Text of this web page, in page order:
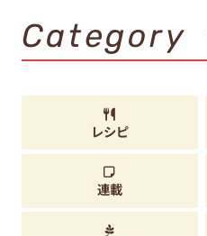
Category
レシピ
連載